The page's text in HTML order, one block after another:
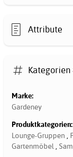
Attribute
Kategorien
Marke:
Gardeney
Produktkategorien:
Lounge-Gruppen ,
Gartenmöbel ,